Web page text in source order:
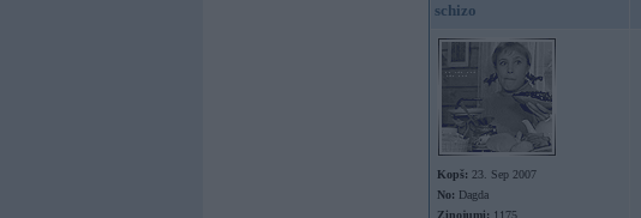
schizo
Kopš: 23. Sep 2007
No: Dagda
Ziņojumi: 1175